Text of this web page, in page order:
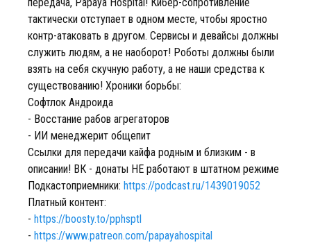
тактически отступает в одном месте, чтобы яростно
контр-атаковать в другом. Сервисы и девайсы должны
служить людям, а не наоборот! Роботы должны были
взять на себя скучную работу, а не наши средства к
существованию! Хроники борьбы:
Софтлок Андроида
- Восстание рабов агрегаторов
- ИИ менеджерит общепит
Ссылки для передачи кайфа родным и близким - в
описании! ВК - донаты НЕ работают в штатном режиме
Подкастоприемники: https://podcast.ru/1439019052
Платный контент:
- https://boosty.to/pphsptl
- https://www.patreon.com/papayahospital